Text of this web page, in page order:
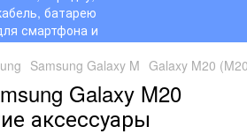
Samsung Galaxy M Galaxy M20
Galaxy M20
аксессуары